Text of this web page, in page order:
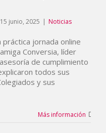
15 junio, 2025 | Noticias
práctica jornada online
Conversia, líder
de cumplimiento
todos sus
y sus
Más información